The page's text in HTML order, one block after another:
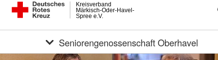
Spree e.V.
Märkisch-Oder-Havel-
Kreisverband
Seniorengenossenschaft Oberhavel